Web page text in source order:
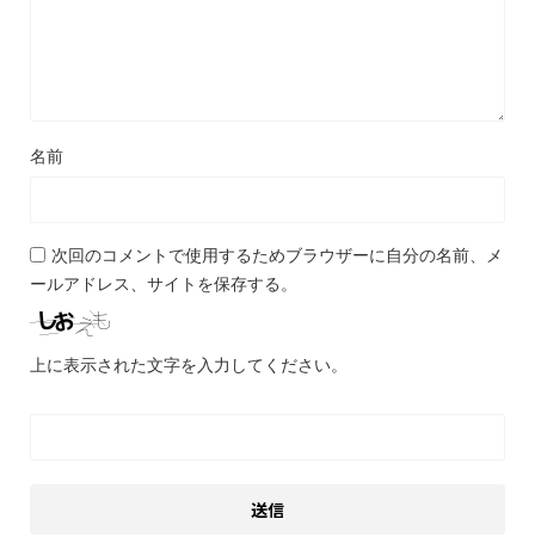
名前
次回のコメントで使用するためブラウザーに自分の名前、メ
ールアドレス、サイトを保存する。
上に表示された文字を入力してください。